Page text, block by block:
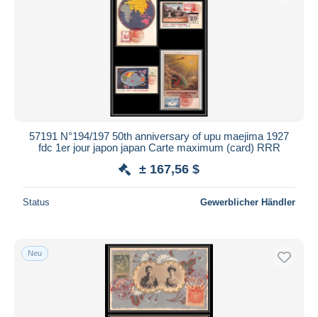
57191 N°194/197 50th anniversary of upu maejima 1927
fdc 1er jour japon japan Carte maximum (card) RRR
± 167,56 $
Status Gewerblicher Händler
Neu